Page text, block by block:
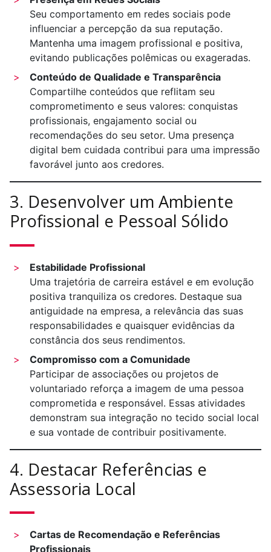
Seu comportamento em redes sociais pode
influenciar a percepção da sua reputação.
Mantenha uma imagem profissional e positiva,
evitando publicações polêmicas ou exageradas.
Conteúdo de Qualidade e Transparência
Compartilhe conteúdos que reflitam seu
comprometimento e seus valores: conquistas
profissionais, engajamento social ou
recomendações do seu setor. Uma presença
digital bem cuidada contribui para uma impressão
favorável junto aos credores.
3. Desenvolver um Ambiente
Profissional e Pessoal Sólido
Estabilidade Profissional
Uma trajetória de carreira estável e em evolução
positiva tranquiliza os credores. Destaque sua
antiguidade na empresa, a relevância das suas
responsabilidades e quaisquer evidências da
constância dos seus rendimentos.
Compromisso com a Comunidade
Participar de associações ou projetos de
voluntariado reforça a imagem de uma pessoa
comprometida e responsável. Essas atividades
demonstram sua integração no tecido social local
e sua vontade de contribuir positivamente.
4. Destacar Referências e
Assessoria Local
Cartas de Recomendação e Referências
Profissionais